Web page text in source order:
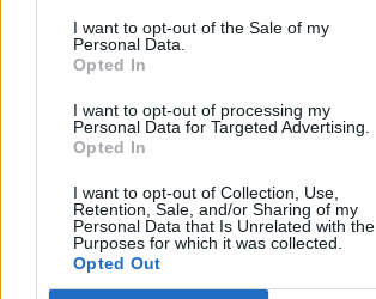
I want to opt-out of the Sale of my
Personal Data.
Opted In
I want to opt-out of processing my
Personal Data for Targeted Advertising.
Opted In
I want to opt-out of Collection, Use,
Retention, Sale, and/or Sharing of my
Personal Data that Is Unrelated with the
Purposes for which it was collected.
Opted Out